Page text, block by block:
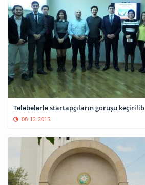
Tələbələrlə startapçıların görüşü keçirilib
08-12-2015